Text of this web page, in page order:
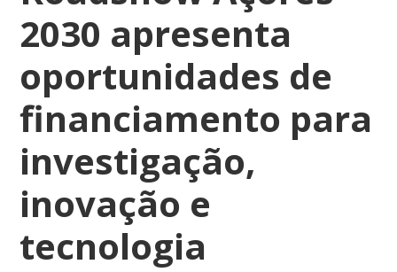
2030 apresenta
oportunidades de
financiamento para
investigação,
inovação e
tecnologia